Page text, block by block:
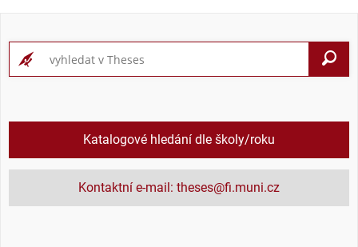
Katalogové hledání dle školy/roku
Kontaktní e-mail: theses@fi.muni.cz